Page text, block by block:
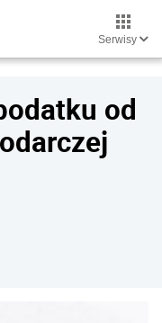
Serwisy
od